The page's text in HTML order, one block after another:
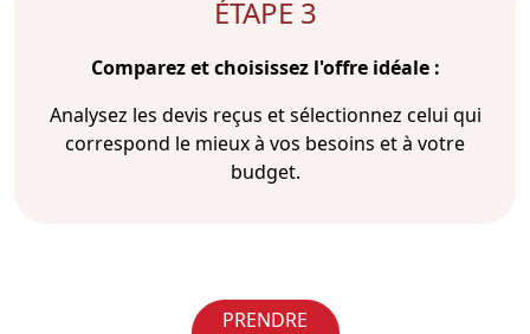
ÉTAPE 3
Comparez et choisissez l'offre idéale :
Analysez les devis reçus et sélectionnez celui qui
correspond le mieux à vos besoins et à votre
budget.
PRENDRE